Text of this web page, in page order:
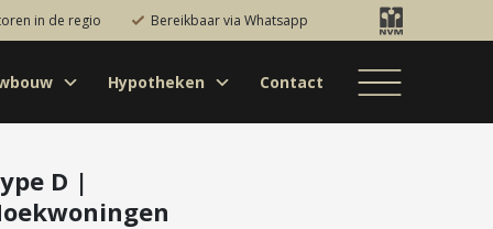
Projectontwikkelaars
in de regio Bereikbaar via Whatsapp
Bestaande bouw
Nieuwbouw
Bedrijfsaanbod
Internationaal
Nieuwbouw
Hypotheken
Hypotheek
Contact
D |